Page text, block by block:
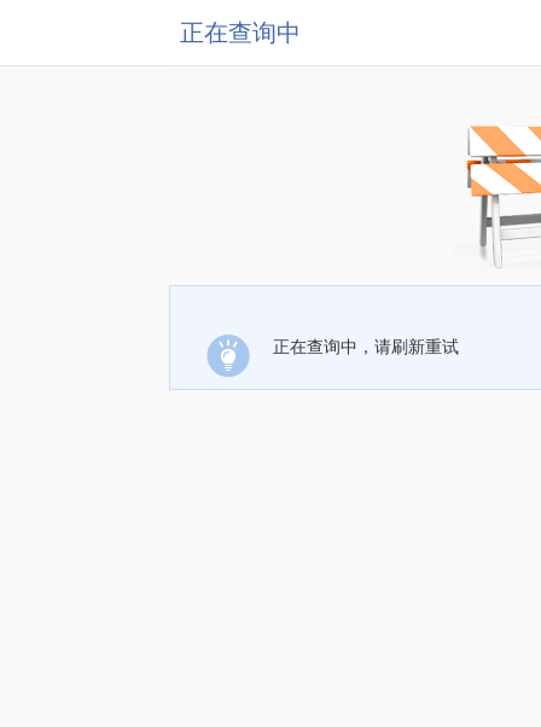
正在查询中
正在查询中，请刷新重试